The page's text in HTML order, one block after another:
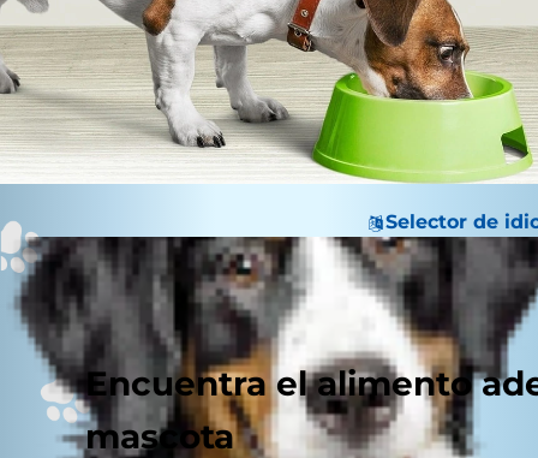
Selector de
Encuentra el alimento
mascota